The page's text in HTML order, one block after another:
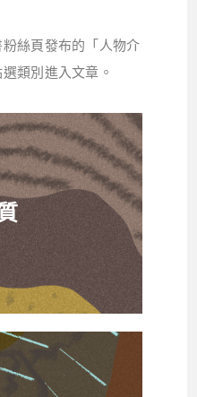
絲頁發布的「人物介
類別進入文章。